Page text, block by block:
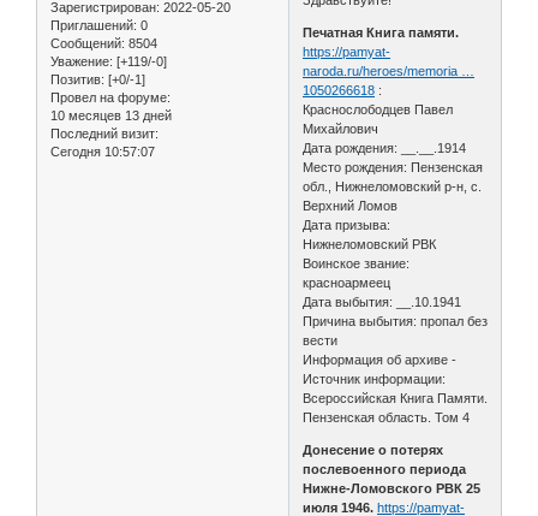
Зарегистрирован: 2022-05-20
Приглашений: 0
Сообщений: 8504
Уважение: [+119/-0]
Позитив: [+0/-1]
Провел на форуме:
10 месяцев 13 дней
Последний визит:
Сегодня 10:57:07
Печатная Книга памяти.
https://pamyat-
naroda.ru/heroes/memoria …
1050266618 :
Краснослободцев Павел
Михайлович
Дата рождения: __.__.1914
Место рождения: Пензенская
обл., Нижнеломовский р-н, с.
Верхний Ломов
Дата призыва:
Нижнеломовский РВК
Воинское звание:
красноармеец
Дата выбытия: __.10.1941
Причина выбытия: пропал без
вести
Информация об архиве -
Источник информации:
Всероссийская Книга Памяти.
Пензенская область. Том 4
Донесение о потерях
послевоенного периода
Нижне-Ломовского РВК 25
июля 1946. https://pamyat-